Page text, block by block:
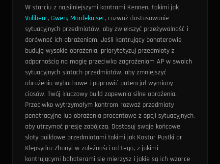
W starciu z najsilniejszymi kontrami Kennen, takimi jak
Volibear, Gwen, Mordekaiser, rozważ dostosowanie
sytuacyjnych przedmiotów, aby zwiększyć przeżywalność i
dorównać ich obrażeniom. Jeśli kontrujący bohaterowie
budują wysokie obrażenia, priorytetyzuj przedmioty z
odpornością na magię przeciwko zagrożeniom AP w swoich
sytuacyjnych slotach przedmiotów, aby zmniejszyć
obrażenia wybuchowe i poprawić potencjał wymiany
ciosów. Twój kluczowy build zapewnia silne obrażenia.
Przeciwko wytrzymałym kontrom rozważ przedmioty
penetracyjne lub obrażenia procentowe z opcji sytuacyjnych,
aby utrzymać presję zabójczą. Dostosuj swoje końcowe
sloty buildowe przedmiotami takimi jak Kostur Pustki or
Klepsydra Zhonyi w zależności od tego, z jakimi
kontrującymi bohaterami się mierzysz i jakie są ich wzorce